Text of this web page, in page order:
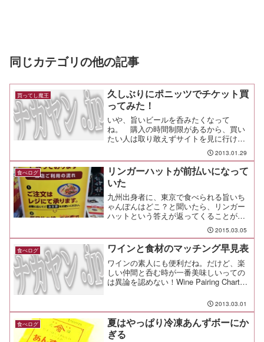
同じカテゴリの他の記事
買ってし魔王
久しぶりにポニッツでチケット買
ってみた！
いや、旨いビールを呑みたくなって
ね。 購入の時間制限があるから、買い
たい人は取り敢えずサイトを見に行け
YO！買ったのは、ビア ラウンジ シュウ
という渋谷の東急百貨店本店の右側の道
を少し行ったところのビアレストラン。
東京都渋谷区神山町４０?５...
2013.01.29
食べログ
リンガーハットが前払いになって
いた
九州出身者に、東京で食べられる旨いち
ゃんぽんはどこ？と聞いたら、リンガー
ハットという答えが返ってくることが多
い気がしますが、気のせいでしょうか。
昔から夜間料金とか分かりづらい料金シ
ステムだったり、セットのお得感がやた
ら低かったりと、まぁ旨い...
2015.03.05
食べログ ワインと食材のマッチング早見表
ワインの素人にも便利だね。だけど、楽
しい仲間と呑む時が一番美味しいっての
は異論を認めない！Wine Pairing Chart
2013.03.01
食べログ
夏はやっぱり冷凍あんずボーにか
ぎる